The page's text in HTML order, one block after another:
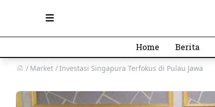
Open main menu
Home Berita
Market Investasi Singapura Terfokus di Pulau Jawa